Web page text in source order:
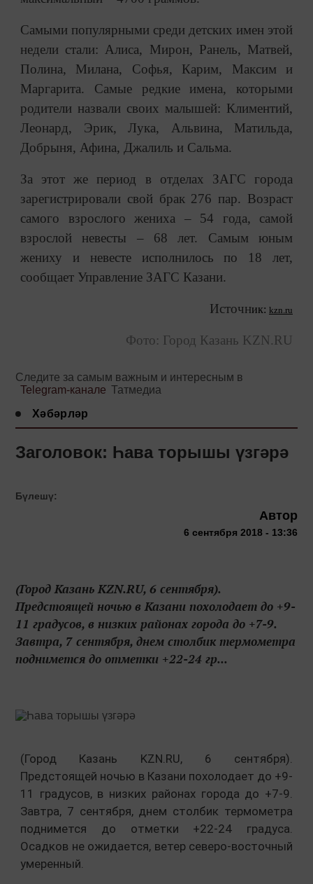
Самыми популярными среди детских имен этой
недели стали: Алиса, Мирон, Ранель, Матвей,
Полина, Милана, Софья, Карим, Максим и
Маргарита. Самые редкие имена, которыми
родители назвали своих малышей: Климентий,
Леонард, Эрик, Лука, Альвина, Матильда,
Добрыня, Афина, Джалиль и Сальма.
За этот же период в отделах ЗАГС города
зарегистрировали свой брак 276 пар. Возраст
самого взрослого жениха – 54 года, самой
взрослой невесты – 68 лет. Самым юным
жениху и невесте исполнилось по 18 лет,
сообщает Управление ЗАГС Казани.
Источник: kzn.ru
Фото: Город Казань KZN.RU
Следите за самым важным и интересным в
Telegram-канале Татмедиа
Хәбәрләр
Заголовок: Һава торышы үзгәрә
Бүлешү:
Автор
6 сентября 2018 - 13:36
(Город Казань KZN.RU, 6 сентября).
Предстоящей ночью в Казани похолодает до +9-
11 градусов, в низких районах города до +7-9.
Завтра, 7 сентября, днем столбик термометра
поднимется до отметки +22-24 гр...
(Город Казань KZN.RU, 6 сентября).
Предстоящей ночью в Казани похолодает до +9-
11 градусов, в низких районах города до +7-9.
Завтра, 7 сентября, днем столбик термометра
поднимется до отметки +22-24 градуса.
Осадков не ожидается, ветер северо-восточный
умеренный.